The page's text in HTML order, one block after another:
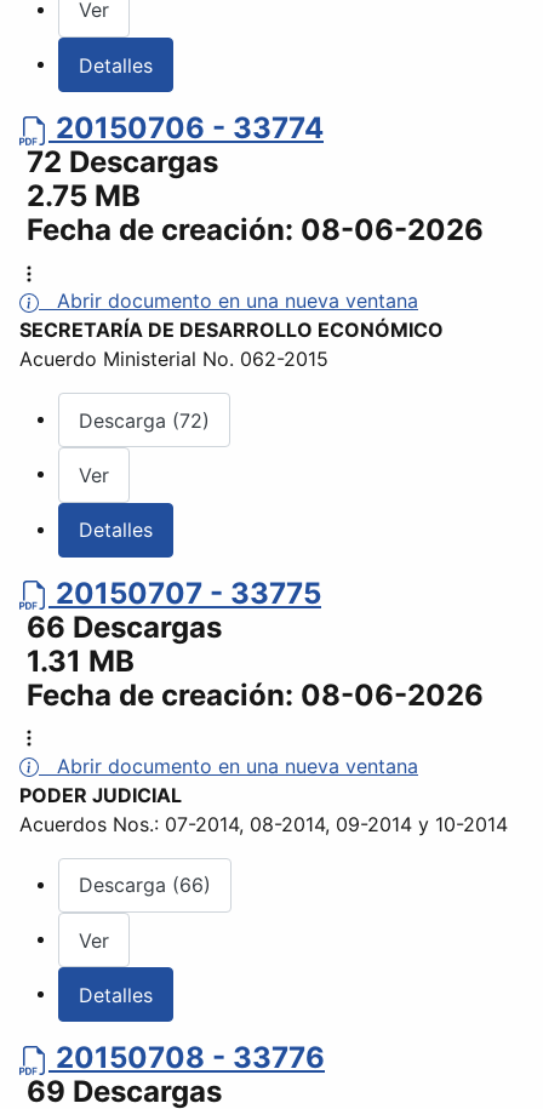
Ver
Detalles
20150706 - 33774
72 Descargas
2.75 MB
Fecha de creación: 08-06-2026
Abrir documento en una nueva ventana
SECRETARÍA DE DESARROLLO ECONÓMICO
Acuerdo Ministerial No. 062-2015
Descarga (72)
Ver
Detalles
20150707 - 33775
66 Descargas
1.31 MB
Fecha de creación: 08-06-2026
Abrir documento en una nueva ventana
PODER JUDICIAL
Acuerdos Nos.: 07-2014, 08-2014, 09-2014 y 10-2014
Descarga (66)
Ver
Detalles
20150708 - 33776
69 Descargas